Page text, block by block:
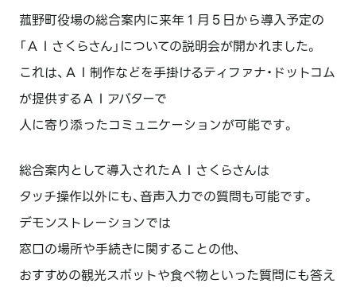
菰野町役場の総合案内に来年１月５日から導入予定の
「ＡＩさくらさん」についての説明会が開かれました。
これは、ＡＩ制作などを手掛けるティファナ・ドットコム
が提供するＡＩアバターで
人に寄り添ったコミュニケーションが可能です。
総合案内として導入されたＡＩさくらさんは
タッチ操作以外にも、音声入力での質問も可能です。
デモンストレーションでは
窓口の場所や手続きに関することの他、
おすすめの観光スポットや食べ物といった質問にも答え